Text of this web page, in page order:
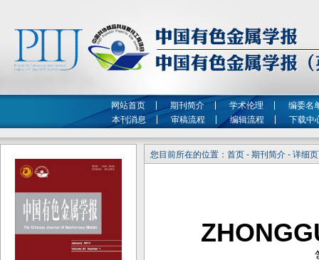
网站首页 期刊简介 学术伦理
编委名
本刊消息
审稿流程 编辑流程 下载中
您目前所在的位置：首页 - 期刊简介 - 详细